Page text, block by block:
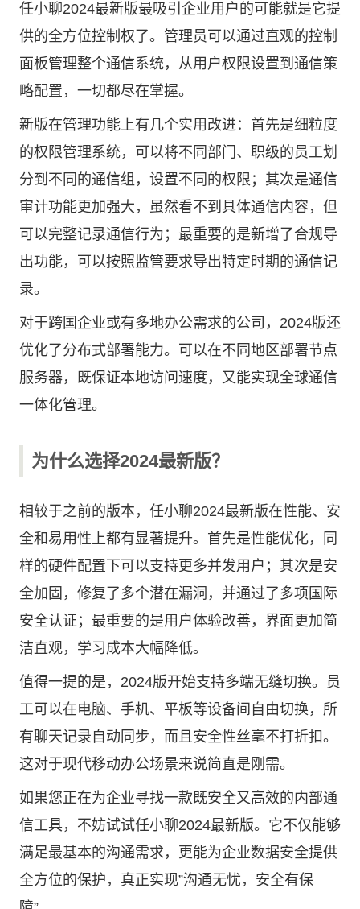
任小聊2024最新版最吸引企业用户的可能就是它提
供的全方位控制权了。管理员可以通过直观的控制
面板管理整个通信系统，从用户权限设置到通信策
略配置，一切都尽在掌握。
新版在管理功能上有几个实用改进：首先是细粒度
的权限管理系统，可以将不同部门、职级的员工划
分到不同的通信组，设置不同的权限；其次是通信
审计功能更加强大，虽然看不到具体通信内容，但
可以完整记录通信行为；最重要的是新增了合规导
出功能，可以按照监管要求导出特定时期的通信记
录。
对于跨国企业或有多地办公需求的公司，2024版还
优化了分布式部署能力。可以在不同地区部署节点
服务器，既保证本地访问速度，又能实现全球通信
一体化管理。
为什么选择2024最新版？
相较于之前的版本，任小聊2024最新版在性能、安
全和易用性上都有显著提升。首先是性能优化，同
样的硬件配置下可以支持更多并发用户；其次是安
全加固，修复了多个潜在漏洞，并通过了多项国际
安全认证；最重要的是用户体验改善，界面更加简
洁直观，学习成本大幅降低。
值得一提的是，2024版开始支持多端无缝切换。员
工可以在电脑、手机、平板等设备间自由切换，所
有聊天记录自动同步，而且安全性丝毫不打折扣。
这对于现代移动办公场景来说简直是刚需。
如果您正在为企业寻找一款既安全又高效的内部通
信工具，不妨试试任小聊2024最新版。它不仅能够
满足最基本的沟通需求，更能为企业数据安全提供
全方位的保护，真正实现”沟通无忧，安全有保